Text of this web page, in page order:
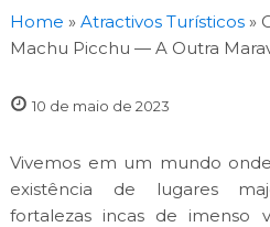
Home » Atractivos Turísticos»
Machu Picchu — A Outra
10 de maio de 2023
Vivemos em um mundo
existência de lugares
fortalezas incas de imenso